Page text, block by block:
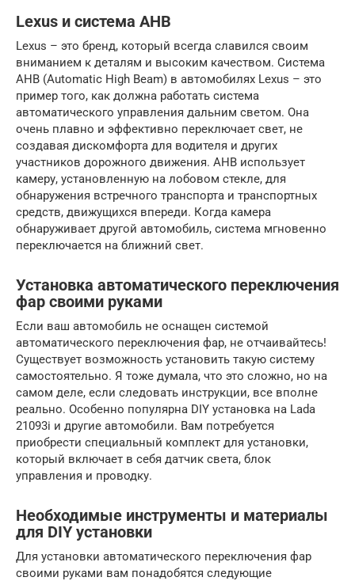
Lexus и система AHB
Lexus – это бренд, который всегда славился своим
вниманием к деталям и высоким качеством. Система
AHB (Automatic High Beam) в автомобилях Lexus – это
пример того, как должна работать система
автоматического управления дальним светом. Она
очень плавно и эффективно переключает свет, не
создавая дискомфорта для водителя и других
участников дорожного движения. AHB использует
камеру, установленную на лобовом стекле, для
обнаружения встречного транспорта и транспортных
средств, движущихся впереди. Когда камера
обнаруживает другой автомобиль, система мгновенно
переключается на ближний свет.
Установка автоматического переключения
фар своими руками
Если ваш автомобиль не оснащен системой
автоматического переключения фар, не отчаивайтесь!
Существует возможность установить такую систему
самостоятельно. Я тоже думала, что это сложно, но на
самом деле, если следовать инструкции, все вполне
реально. Особенно популярна DIY установка на Lada
21093i и другие автомобили. Вам потребуется
приобрести специальный комплект для установки,
который включает в себя датчик света, блок
управления и проводку.
Необходимые инструменты и материалы
для DIY установки
Для установки автоматического переключения фар
своими руками вам понадобятся следующие